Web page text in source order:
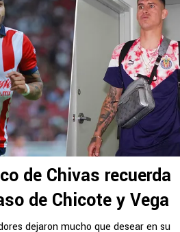
de Chivas recuerda
de Chicote y Vega
dejaron mucho que desear en su